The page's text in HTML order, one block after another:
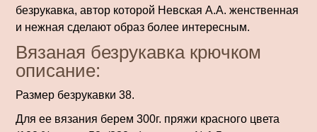
безрукавка, автор которой Невская А.А. женственная
и нежная сделают образ более интересным.
Вязаная безрукавка крючком
описание:
Размер безрукавки 38.
Для ее вязания берем 300г. пряжи красного цвета